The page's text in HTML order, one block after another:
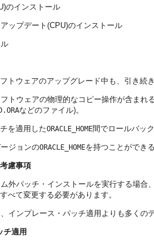
のインストール
ップデート(CPU)のインストール
トウェアのアップグレード中も、引き続
トウェアの物理的なコピー操作が含まれ
などのファイル)。
を適用したORACLE_HOME間でロールバッ
ジョンのORACLE_HOMEを持つことができ
慮事項
外パッチ・インストールを実行する場
べて変更する必要があります。
インプレース・パッチ適用よりも多くの
チ適用